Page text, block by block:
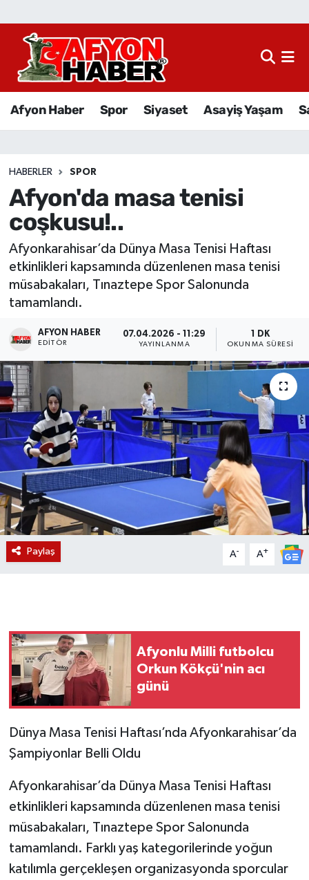
Afyon Haber Spor Siyaset Asayiş Yaşam
HABERLER SPOR
Afyon'da masa tenisi
coşkusu!..
Afyonkarahisar’da Dünya Masa Tenisi Haftası
etkinlikleri kapsamında düzenlenen masa tenisi
müsabakaları, Tınaztepe Spor Salonunda
tamamlandı.
AFYON HABER
EDITÖR
07.04.2026 - 11:29
YAYINLANMA
1 DK
OKUNMA SÜRESI
Paylaş A- A+
Afyonlu Milli futbolcu
Orkun Kökçü'nin acı
günü
Dünya Masa Tenisi Haftası’nda Afyonkarahisar’da
Şampiyonlar Belli Oldu
Afyonkarahisar’da Dünya Masa Tenisi Haftası
etkinlikleri kapsamında düzenlenen masa tenisi
müsabakaları, Tınaztepe Spor Salonunda
tamamlandı. Farklı yaş kategorilerinde yoğun
katılımla gerçekleşen organizasyonda sporcular
Afyon Haber
Sağlık
Eğitim
Sivil Toplum
Ekonomi
Magazin